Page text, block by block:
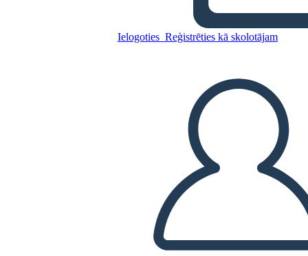
Ielogoties Reģistrēties kā skolotājam
הקיר הצהוב"
IZVEIDOT STĀSTU SHĒMU
ATSKAŅOT SLAIDRĀDI
IZLASI MAN